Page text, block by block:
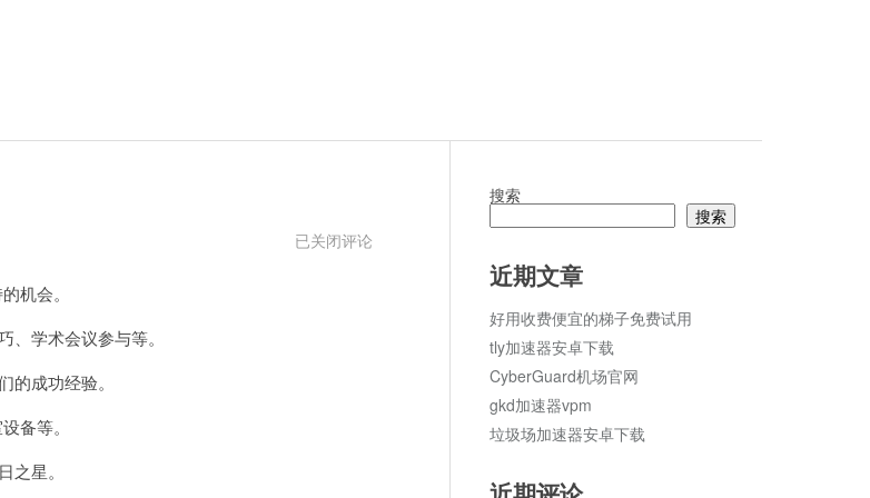
Scholar
已关闭评论
机会。
学术会议参与等。
成功经验。
备等。
星。
搜索
搜索
近期文章
好用收费便宜的梯子免费试用
tly加速器安卓下载
CyberGuard机场官网
gkd加速器vpm
垃圾场加速器安卓下载